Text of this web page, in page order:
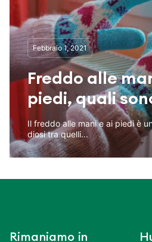
Febbraio 1, 2021
Freddo alle
piedi, quali
Il freddo alle mani e ai piedi è
diosi tra quelli...
Rimaniamo in